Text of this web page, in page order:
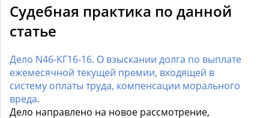
Судебная практика по данной
статье
Дело N46-КГ16-16. О взыскании долга по выплате
ежемесячной текущей премии, входящей в
систему оплаты труда, компенсации морального
вреда.
Дело направлено на новое рассмотрение,